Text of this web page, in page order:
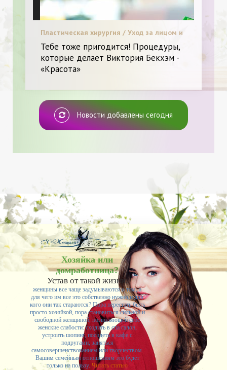
Пластическая хирургия / Уход за лицом и
телом. / Я и Красота.
Тебе тоже пригодится! Процедуры,
которые делает Виктория Бекхэм -
«Красота»
Новости добавлены сегодня
Хозяйка или
домработница?
Устав от такой жизни,
женщины все чаще задумываются о том, а
для чего им все это собственно нужно и для
кого они так стараются? Пора перестать быть
просто хозяйкой, пора становиться сильной и
свободной женщиной, позволяющей себе
женские слабости: сходить в спа салон,
устроить шопинг, посидеть в кафе с
подругами, заняться
самосовершенствованием или творчеством.
Вашим семейным отношениям это будет
только на пользу. Читать статью